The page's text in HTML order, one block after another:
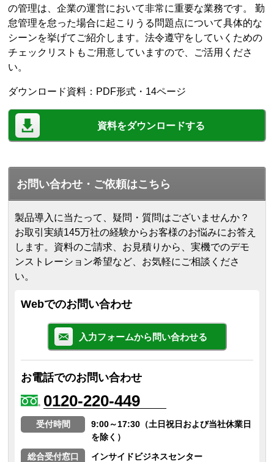
の管理は、企業の運営において非常に重要な業務です。 勤
怠管理を怠った場合に起こりうる問題点について具体的な
シーンを挙げてご紹介します。法令遵守をしていくための
チェックリストもご用意していますので、ご活用くださ
い。
ダウンロード資料：PDF形式・14ページ
資料をダウンロードする
お問い合わせ・ご依頼はこちら
製品導入に当たって、疑問・質問はございませんか？
お取引実績145万社の経験からお客様のお悩みにお答え
します。 資料のご請求、お見積りから、実機でのデモ
ンストレーション希望など、お気軽にご相談くださ
い。
Webでのお問い合わせ
入力フォームから問い合わせる
お電話でのお問い合わせ
0120-220-449
受付時間
9:00～17:30（土日祝日および当社休業日
を除く）
総合受付窓口
インサイドビジネスセンター